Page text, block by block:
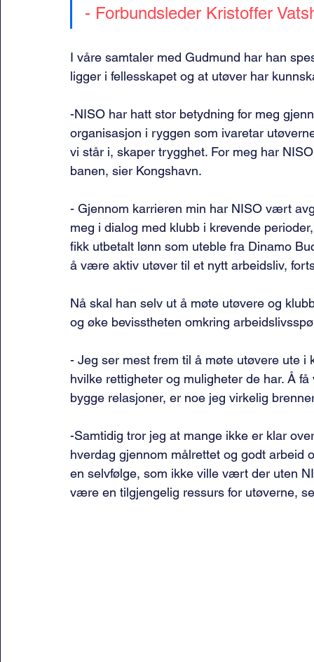
- Forbundsleder Kristoffer
I våre samtaler med Gudmund har han
ligger i fellesskapet og at utøver har
-NISO har hatt stor betydning for meg
organisasjon i ryggen som ivaretar
vi står i, skaper trygghet. For meg har
banen, sier Kongshavn.
- Gjennom karrieren min har NISO vært
meg i dialog med klubb i krevende
fikk utbetalt lønn som uteble fra Dinamo
å være aktiv utøver til et nytt arbeidsliv,
Nå skal han selv ut å møte utøvere og
og øke bevisstheten omkring
- Jeg ser mest frem til å møte utøvere ute
hvilke rettigheter og muligheter de har. Å
bygge relasjoner, er noe jeg virkelig
-Samtidig tror jeg at mange ikke er klar
hverdag gjennom målrettet og godt arbeid
en selvfølge, som ikke ville vært der uten
være en tilgjengelig ressurs for utøverne,